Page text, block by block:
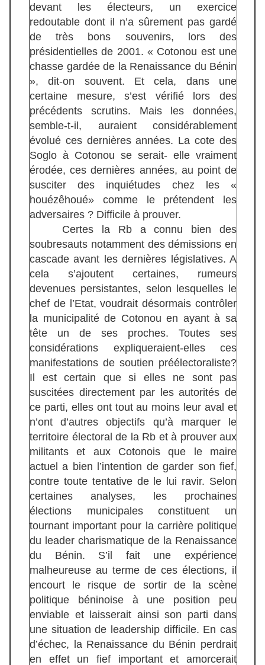
devant les électeurs, un exercice
redoutable dont il n’a sûrement pas gardé
de très bons souvenirs, lors des
présidentielles de 2001. « Cotonou est une
chasse gardée de la Renaissance du Bénin
», dit-on souvent. Et cela, dans une
certaine mesure, s’est vérifié lors des
précédents scrutins. Mais les données,
semble-t-il, auraient considérablement
évolué ces dernières années. La cote des
Soglo à Cotonou se serait- elle vraiment
érodée, ces dernières années, au point de
susciter des inquiétudes chez les «
houézêhoué» comme le prétendent les
adversaires ? Difficile à prouver.
Certes la Rb a connu bien des
soubresauts notamment des démissions en
cascade avant les dernières législatives. A
cela s’ajoutent certaines, rumeurs
devenues persistantes, selon lesquelles le
chef de l’Etat, voudrait désormais contrôler
la municipalité de Cotonou en ayant à sa
tête un de ses proches. Toutes ses
considérations expliqueraient-elles ces
manifestations de soutien préélectoraliste?
Il est certain que si elles ne sont pas
suscitées directement par les autorités de
ce parti, elles ont tout au moins leur aval et
n’ont d’autres objectifs qu’à marquer le
territoire électoral de la Rb et à prouver aux
militants et aux Cotonois que le maire
actuel a bien l’intention de garder son fief,
contre toute tentative de le lui ravir. Selon
certaines analyses, les prochaines
élections municipales constituent un
tournant important pour la carrière politique
du leader charismatique de la Renaissance
du Bénin. S’il fait une expérience
malheureuse au terme de ces élections, il
encourt le risque de sortir de la scène
politique béninoise à une position peu
enviable et laisserait ainsi son parti dans
une situation de leadership difficile. En cas
d’échec, la Renaissance du Bénin perdrait
en effet un fief important et amorcerait